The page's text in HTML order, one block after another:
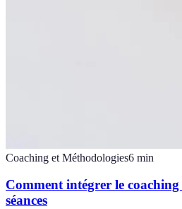
Coaching et Méthodologies6 min
Comment intégrer le
séances